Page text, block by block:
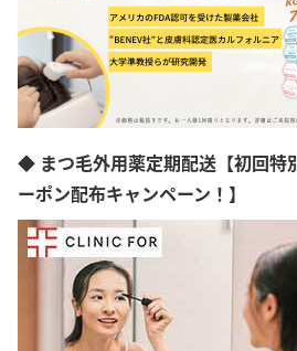
◆ まつ毛外用薬定期配送【初回特
ーポン配布キャンペーン！】